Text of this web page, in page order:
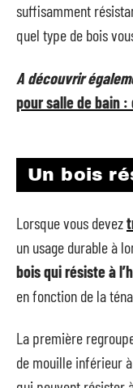
suffisamment
quel type de bois
A découvrir
pour salle de bain
Un bois
Lorsque vous devez
un usage durable à
bois qui résiste à
en fonction de la
La première
de mouille inférieur